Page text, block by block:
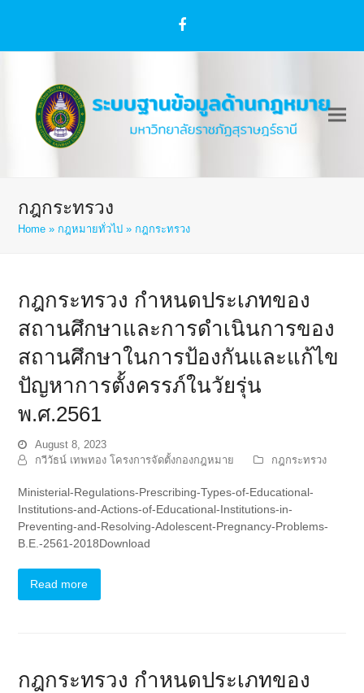
Facebook
กฎกระทรวง
Home » กฎหมายทั่วไป » กฎกระทรวง
กฎกระทรวง กำหนดประเภทของ
สถานศึกษาและการดำเนินการของ
สถานศึกษาในการป้องกันและแก้ไข
ปัญหาการตั้งครรภ์ในวัยรุ่น
พ.ศ.2561
August 8, 2023
กวีวัธน์ เทพทอง โครงการจัดตั้งกองกฎหมาย
กฎกระทรวง
Ministerial-Regulations-Prescribing-Types-of-Educational-
Institutions-and-Actions-of-Educational-Institutions-in-
Preventing-and-Resolving-Adolescent-Pregnancy-Problems-
B.E.-2561-2018Download
Read more
กฎกระทรวง กำหนดประเภทของ